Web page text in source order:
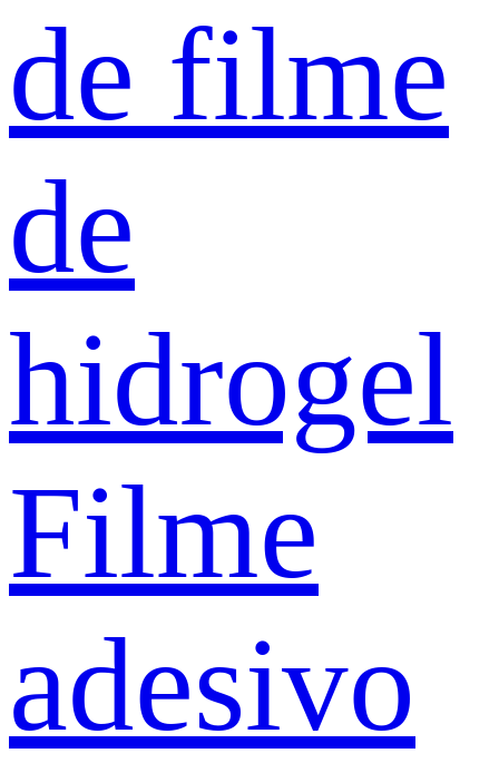
de filme
de
hidrogel
Filme
adesivo